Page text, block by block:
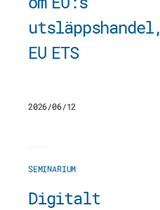
utsläppshandel,
EU ETS
2026/06/12
SEMINARIUM
Digitalt